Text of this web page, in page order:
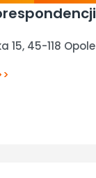
Information
15, 45-118 Opole